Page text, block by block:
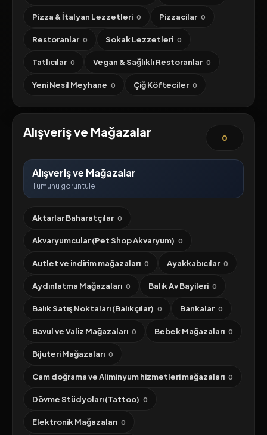
Pizza & İtalyan Lezzetleri 0 Pizzacilar 0
Restoranlar 0 Sokak Lezzetleri 0
Tatlıcılar 0 Vegan & Sağlıklı Restoranlar 0
Yeni Nesil Meyhane 0 Çiğ Köfteciler 0
Alışveriş ve Mağazalar 0
Alışveriş ve Mağazalar
Tümünü görüntüle
Aktarlar Baharatçılar 0
Akvaryumcular (Pet Shop Akvaryum) 0
Autlet ve indirim mağazaları 0 Ayakkabıcılar 0
Aydınlatma Mağazaları 0 Balık Av Bayileri 0
Balık Satış Noktaları (Balıkçılar) 0 Bankalar 0
Bavul ve Valiz Mağazaları 0 Bebek Mağazaları 0
Bijuteri Mağazaları 0
Cam doğrama ve Aliminyum hizmetleri mağazaları 0
Dövme Stüdyoları (Tattoo) 0
Elektronik Mağazaları 0